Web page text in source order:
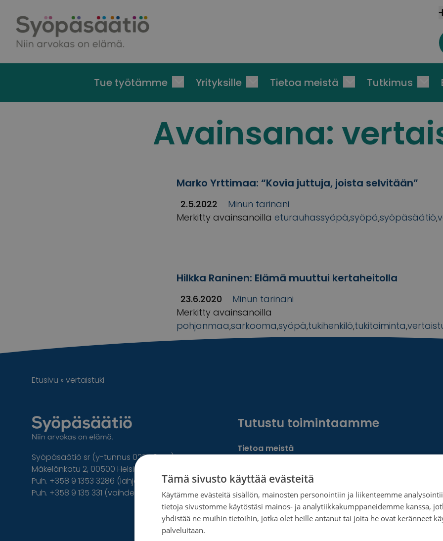
Tue työtämme Yrityksille Tietoa meistä Tutkimus
Avainsana:
Marko Yrttimaa: “Kovia juttuja, joista selvitään”
2.5.2022
Minun tarinani
Merkitty avainsanoillaeturauhassyöpä,syöpä,syöpäsäätiö,
Hilkka Raninen: Elämä muuttui kertaheitolla
23.6.2020
Minun tarinani
Merkitty avainsanoilla
pohjanmaa,sarkooma,syöpä,tukihenkilö,tukitoiminta,
Etusivu » vertaistuki
Syöpäsäätiö sr (y-tunnus 0237165-7)
Mäkelänkatu 2, 00500 Helsinki
Puh. +358 9 1353 3286 (lahjoittajapalvelu)
Puh. +358 9 135 331 (vaihde)
Tutustu toimintaamme
Tietoa meistä
Tietosuoja- ja rekisteriseloste
Rahankeräyslupa
Tämä sivusto käyttää evästeitä
Käytämme evästeitä sisällön, mainosten personointiin ja liikenteemme
tietoja sivustomme käytöstäsi mainos- ja analytiikkakumppaneidemme kanssa,
yhdistää ne muihin tietoihin, jotka olet heille antanut tai joita he ovat keränneet
palveluitaan.